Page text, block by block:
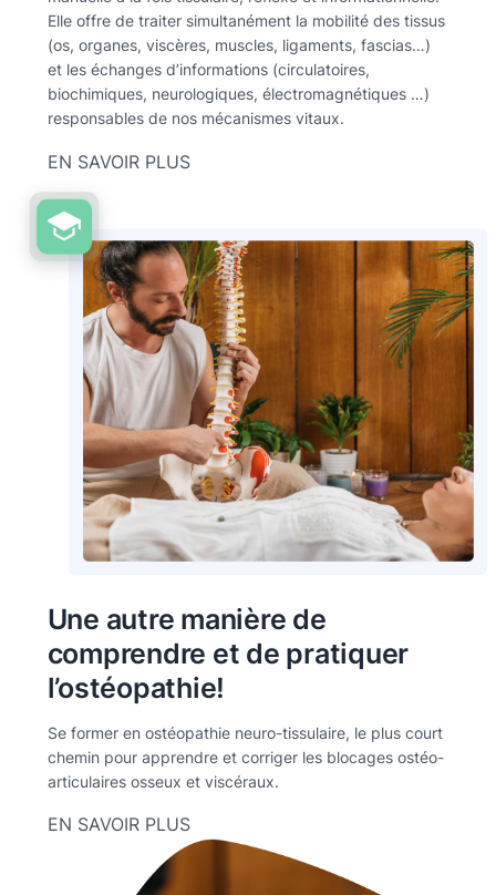
Elle offre de traiter simultanément la mobilité des tissus
(os, organes, viscères, muscles, ligaments, fascias…)
et les échanges d’informations (circulatoires,
biochimiques, neurologiques, électromagnétiques …)
responsables de nos mécanismes vitaux.
EN SAVOIR PLUS
Une autre manière de
comprendre et de pratiquer
l’ostéopathie!
Se former en ostéopathie neuro-tissulaire, le plus court
chemin pour apprendre et corriger les blocages ostéo-
articulaires osseux et viscéraux.
EN SAVOIR PLUS